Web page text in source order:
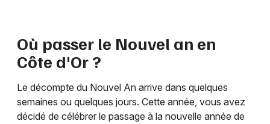
Où passer le Nouvel an en
Côte d'Or ?
Le décompte du Nouvel An arrive dans quelques
semaines ou quelques jours. Cette année, vous avez
décidé de célébrer le passage à la nouvelle année de